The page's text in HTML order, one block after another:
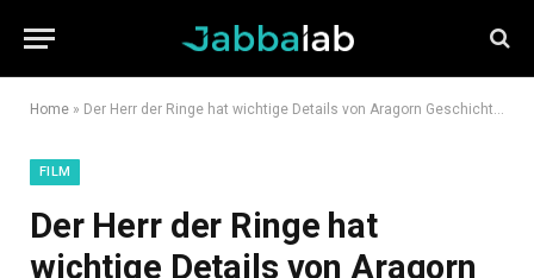
Home » Der Herr der Ringe hat wichtige Details von Aragorn Geschichte vergessen
FILM
Der Herr der Ringe hat
wichtige Details von Aragorn